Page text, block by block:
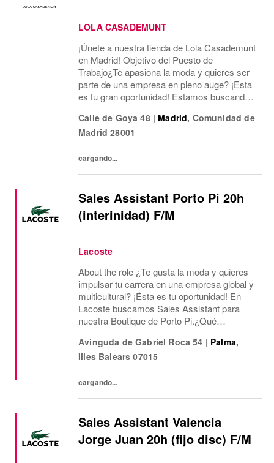
LOLA CASADEMUNT
¡Únete a nuestra tienda de Lola Casademunt
en Madrid! Objetivo del Puesto de
Trabajo¿Te apasiona la moda y quieres ser
parte de una empresa en pleno auge? ¡Esta
es tu gran oportunidad! Estamos buscando
nuestra nueva tienda en Calle de Goya, 48,
Salamanca,...
Calle de Goya 48 | Madrid, Comunidad de
Madrid 28001
cargando...
Sales Assistant Porto Pi 20h
(interinidad) F/M
Lacoste
About the role ¿Te gusta la moda y quieres
impulsar tu carrera en una empresa global y
multicultural? ¡Ésta es tu oportunidad! En
Lacoste buscamos Sales Assistant para
nuestra Boutique de Porto Pi.¿Qué
semanales de lunes a domingo y festivos en
horarios...
Avinguda de Gabriel Roca 54 | Palma,
Illes Balears 07015
cargando...
Sales Assistant Valencia
Jorge Juan 20h (fijo disc) F/M